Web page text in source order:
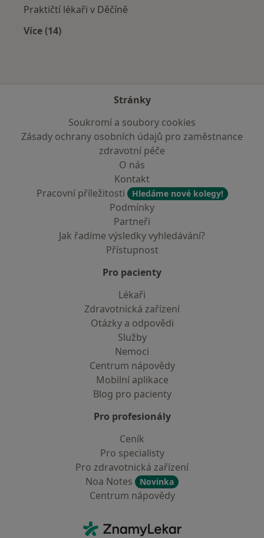
Praktičtí lékaři v Děčíně
Více (14)
Stránky
Soukromí a soubory cookies
Zásady ochrany osobních údajů pro zaměstnance
zdravotní péče
O nás
Kontakt
Pracovní příležitosti
Hledáme nové kolegy!
Podmínky
Partneři
Jak řadíme výsledky vyhledávání?
Přístupnost
Pro pacienty
Lékaři
Zdravotnická zařízení
Otázky a odpovědi
Služby
Nemoci
Centrum nápovědy
Mobilní aplikace
Blog pro pacienty
Pro profesionály
Ceník
Pro specialisty
Pro zdravotnická zařízení
Noa Notes
Novinka
Centrum nápovědy
ZnamyLekar - Hlavní stránka